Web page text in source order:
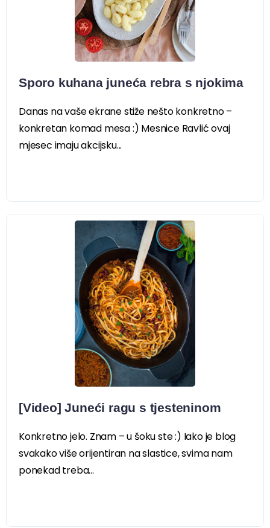
Sporo kuhana juneća rebra s njokima
Danas na vaše ekrane stiže nešto konkretno –
konkretan komad mesa :) Mesnice Ravlić ovaj
mjesec imaju akcijsku...
[Video] Juneći ragu s tjesteninom
Konkretno jelo. Znam – u šoku ste :) Iako je blog
svakako više orijentiran na slastice, svima nam
ponekad treba...